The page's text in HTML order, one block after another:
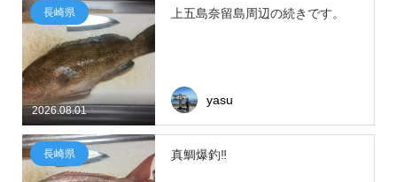
2026.08.01
長崎県 上五島奈留島周辺の続きです。
yasu
長崎県 真鯛爆釣‼